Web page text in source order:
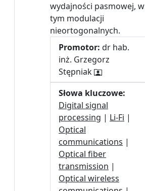
wydajności pasmowej, w
tym modulacji
nieortogonalnych.
Promotor: dr hab.
inż. Grzegorz
Stępniak
Słowa kluczowe:
Digital signal
processing | Li-Fi |
Optical
communications |
Optical fiber
transmission |
Optical wireless